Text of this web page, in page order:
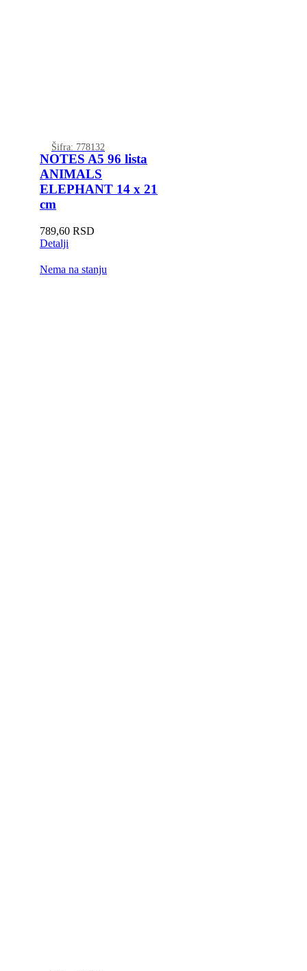
Šifra: 778132
NOTES A5 96 lista
ANIMALS
ELEPHANT 14 x 21
cm
789,60 RSD
Detalji
Nema na stanju